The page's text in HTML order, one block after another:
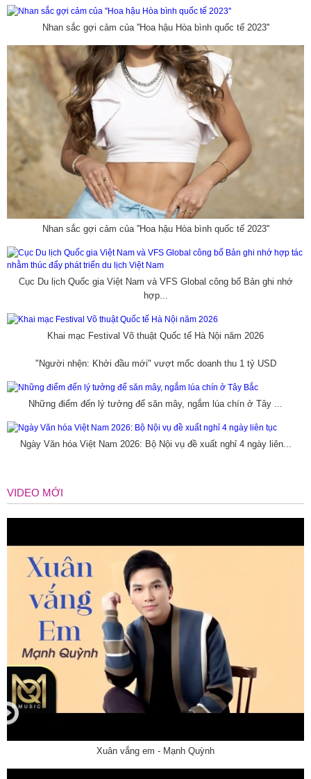
Nhan sắc gợi cảm của ''Hoa hậu Hòa bình quốc tế 2023''
Nhan sắc gợi cảm của ''Hoa hậu Hòa bình quốc tế 2023''
Cục Du lịch Quốc gia Việt Nam và VFS Global công bố Bản ghi nhớ
hợp...
Khai mạc Festival Võ thuật Quốc tế Hà Nội năm 2026
"Người nhện: Khởi đầu mới" vượt mốc doanh thu 1 tỷ USD
Những điểm đến lý tưởng để săn mây, ngắm lúa chín ở Tây ...
Ngày Văn hóa Việt Nam 2026: Bộ Nội vụ đề xuất nghỉ 4 ngày liên...
VIDEO MỚI
Xuân vắng em - Mạnh Quỳnh